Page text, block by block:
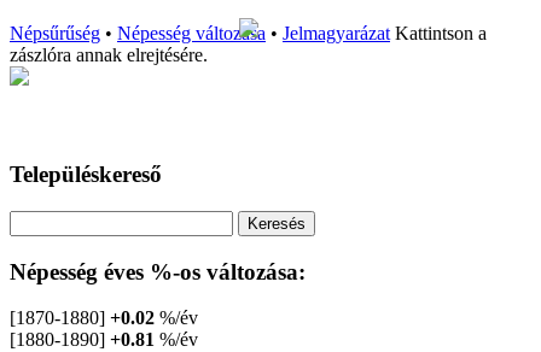
Népsűrűség • Népesség változása • JelmagyarázatKattintson a
zászlóra annak elrejtésére.
Településkereső
Népesség éves %-os változása:
[1870-1880] +0.02 %/év
[1880-1890] +0.81 %/év